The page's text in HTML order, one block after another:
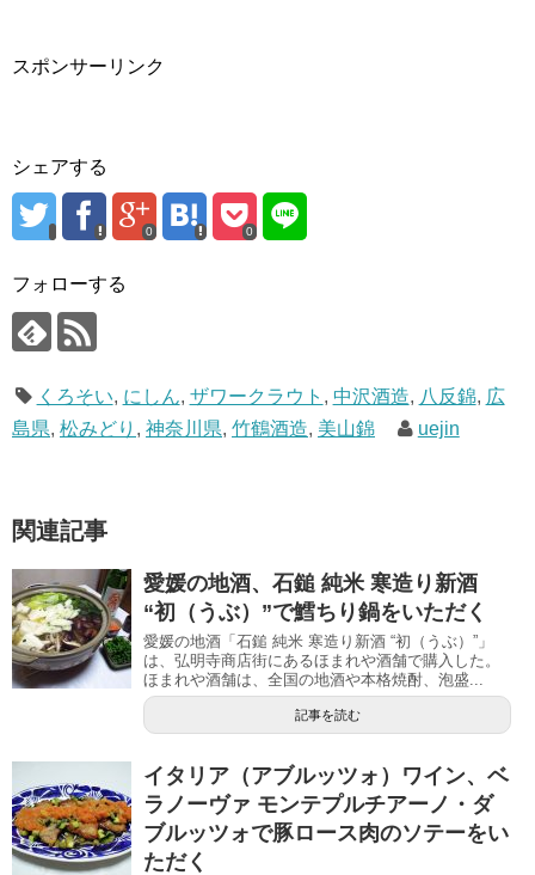
スポンサーリンク
シェアする
0 0
フォローする
くろそい, にしん, ザワークラウト , 中沢酒造, 八反錦, 広
島県, 松みどり , 神奈川県, 竹鶴酒造, 美山錦 uejin
関連記事
愛媛の地酒、石鎚 純米 寒造り新酒
“初（うぶ）”で鱈ちり鍋をいただく
愛媛の地酒「石鎚 純米 寒造り新酒 “初（うぶ）”」
は、弘明寺商店街にあるほまれや酒舗で購入した。
ほまれや酒舗は、全国の地酒や本格焼酎、泡盛...
記事を読む
イタリア（アブルッツォ）ワイン、ベ
ラノーヴァ モンテプルチアーノ・ダ
ブルッツォで豚ロース肉のソテーをい
ただく